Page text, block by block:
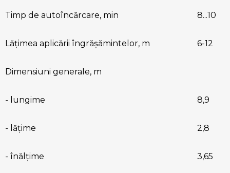
Timp de autoîncărcare, min 8...10
Lățimea aplicării îngrășămintelor, m 6-12
Dimensiuni generale, m
- lungime 8,9
- lățime 2,8
- înălțime 3,65